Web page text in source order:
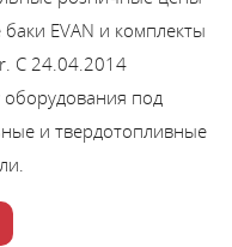
EVAN и комплекты
С 24.04.2014
под
и твердотопливные